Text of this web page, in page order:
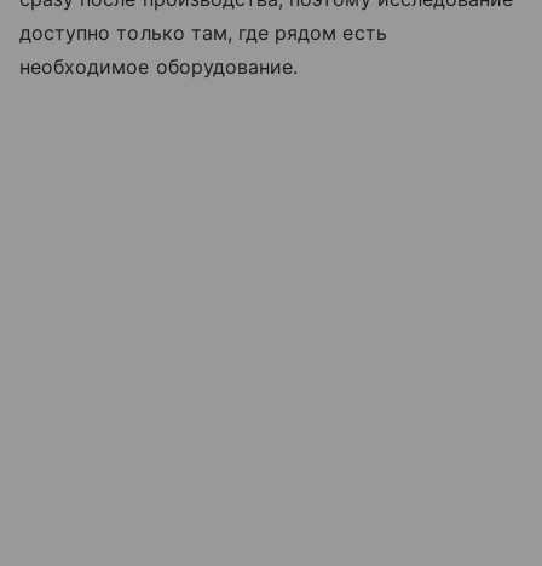
доступно только там, где рядом есть
необходимое оборудование.